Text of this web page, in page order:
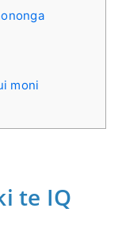
moni
te IQ